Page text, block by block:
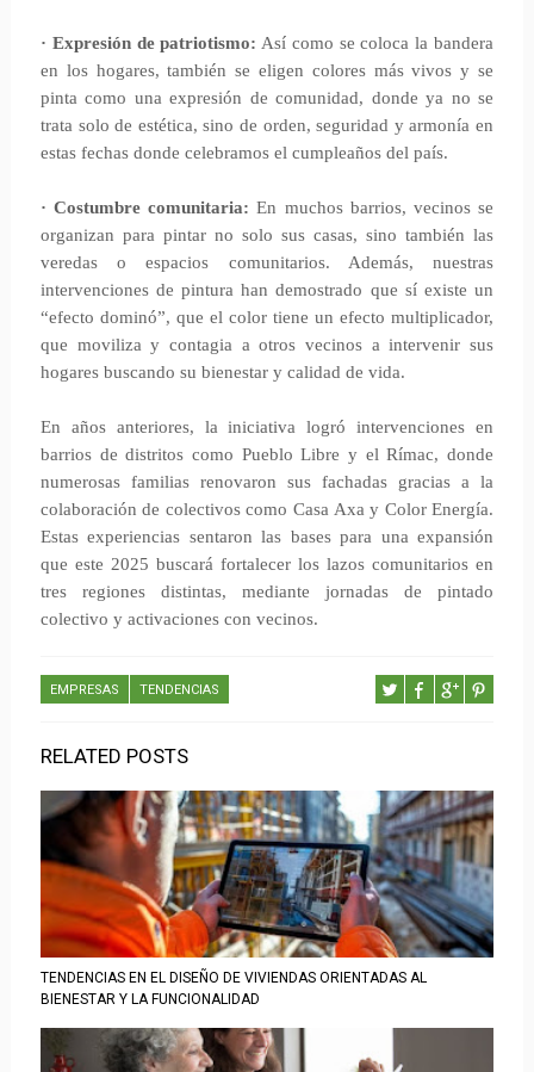
· Expresión de patriotismo: Así como se coloca la bandera
en los hogares, también se eligen colores más vivos y se
pinta como una expresión de comunidad, donde ya no se
trata solo de estética, sino de orden, seguridad y armonía en
estas fechas donde celebramos el cumpleaños del país.
· Costumbre comunitaria: En muchos barrios, vecinos se
organizan para pintar no solo sus casas, sino también las
veredas o espacios comunitarios. Además, nuestras
intervenciones de pintura han demostrado que sí existe un
“efecto dominó”, que el color tiene un efecto multiplicador,
que moviliza y contagia a otros vecinos a intervenir sus
hogares buscando su bienestar y calidad de vida.
En años anteriores, la iniciativa logró intervenciones en
barrios de distritos como Pueblo Libre y el Rímac, donde
numerosas familias renovaron sus fachadas gracias a la
colaboración de colectivos como Casa Axa y Color Energía.
Estas experiencias sentaron las bases para una expansión
que este 2025 buscará fortalecer los lazos comunitarios en
tres regiones distintas, mediante jornadas de pintado
colectivo y activaciones con vecinos.
EMPRESAS TENDENCIAS
RELATED POSTS
TENDENCIAS EN EL DISEÑO DE VIVIENDAS ORIENTADAS AL
BIENESTAR Y LA FUNCIONALIDAD